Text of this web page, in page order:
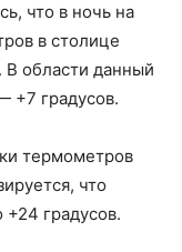
что в ночь на
в столице
В области данный
+7 градусов.
термометров
что
+24 градусов.